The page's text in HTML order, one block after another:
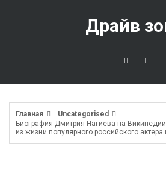
Драйв
Главная
Uncategorised
Биография Дмитрия Нагиева на
из жизни популярного российского